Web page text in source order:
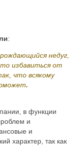
:
недуг,
избавиться от
что всякому
.
в функции
и
и
характер, так как